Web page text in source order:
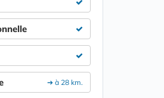
➔ à 28 km.